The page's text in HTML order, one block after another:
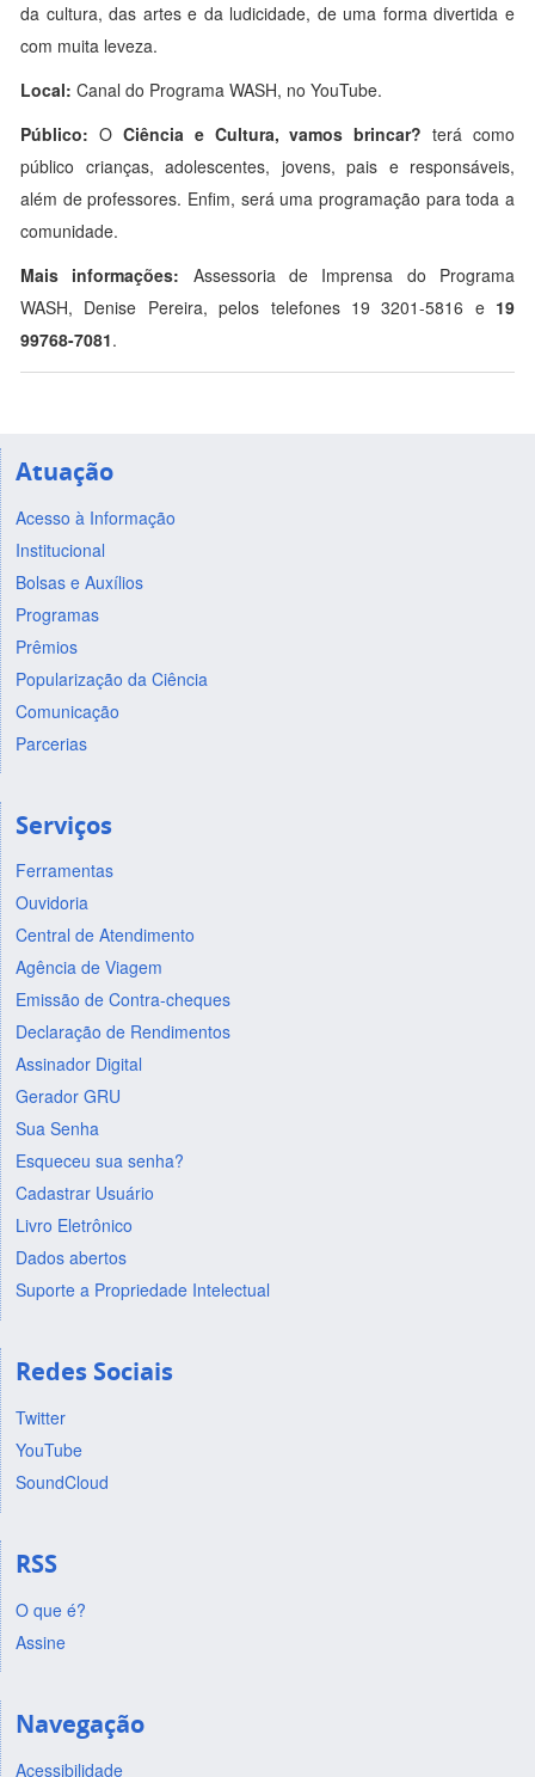
da cultura, das artes e da ludicidade, de uma forma divertida e
com muita leveza.
Local: Canal do Programa WASH, no YouTube.
Público: O Ciência e Cultura, vamos brincar? terá como
público crianças, adolescentes, jovens, pais e responsáveis,
além de professores. Enfim, será uma programação para toda a
comunidade.
Mais informações: Assessoria de Imprensa do Programa
WASH, Denise Pereira, pelos telefones 19 3201-5816 e 19
99768-7081.
Atuação
Acesso à Informação
Institucional
Bolsas e Auxílios
Programas
Prêmios
Popularização da Ciência
Comunicação
Parcerias
Serviços
Ferramentas
Ouvidoria
Central de Atendimento
Agência de Viagem
Emissão de Contra-cheques
Declaração de Rendimentos
Assinador Digital
Gerador GRU
Sua Senha
Esqueceu sua senha?
Cadastrar Usuário
Livro Eletrônico
Dados abertos
Suporte a Propriedade Intelectual
Redes Sociais
Twitter
YouTube
SoundCloud
RSS
O que é?
Assine
Navegação
Acessibilidade